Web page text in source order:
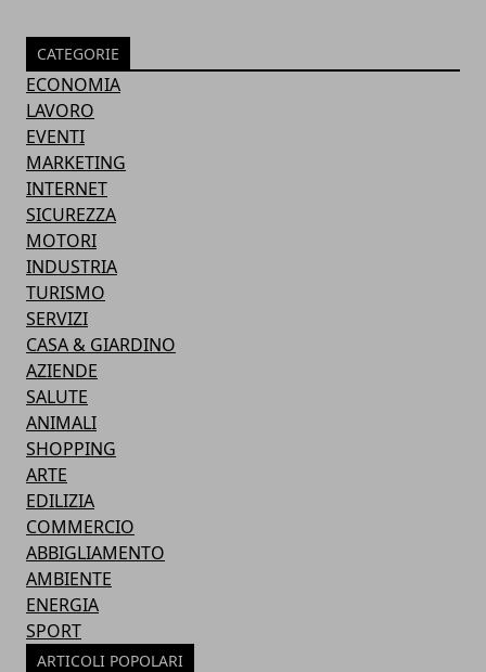
CATEGORIE
ECONOMIA
LAVORO
EVENTI
MARKETING
INTERNET
SICUREZZA
MOTORI
INDUSTRIA
TURISMO
SERVIZI
CASA & GIARDINO
AZIENDE
SALUTE
ANIMALI
SHOPPING
ARTE
EDILIZIA
COMMERCIO
ABBIGLIAMENTO
AMBIENTE
ENERGIA
SPORT
ARTICOLI POPOLARI